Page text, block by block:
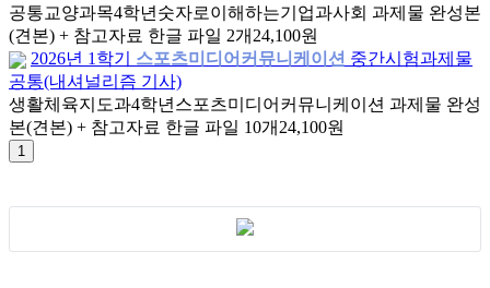
공통교양과목4학년 숫자로이해하는기업과사회 과제물 완성본
(견본) + 참고자료 한글 파일 2개 24,100원
2026년 1학기
스포츠미디어커뮤니케이션 중간시험과제물
공통(내셔널리즘 기사)
생활체육지도과4학년 스포츠미디어커뮤니케이션 과제물 완성
본(견본) + 참고자료 한글 파일 10개 24,100원